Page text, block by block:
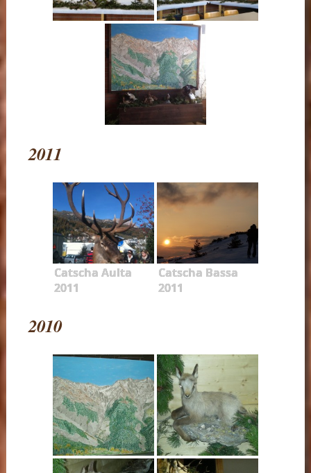
2011
Catscha Aulta
2011
Catscha Bassa
2011
2010